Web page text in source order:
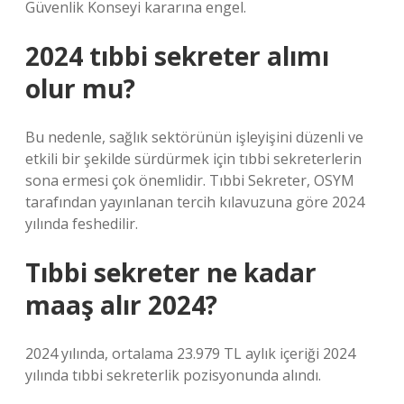
Güvenlik Konseyi kararına engel.
2024 tıbbi sekreter alımı
olur mu?
Bu nedenle, sağlık sektörünün işleyişini düzenli ve
etkili bir şekilde sürdürmek için tıbbi sekreterlerin
sona ermesi çok önemlidir. Tıbbi Sekreter, OSYM
tarafından yayınlanan tercih kılavuzuna göre 2024
yılında feshedilir.
Tıbbi sekreter ne kadar
maaş alır 2024?
2024 yılında, ortalama 23.979 TL aylık içeriği 2024
yılında tıbbi sekreterlik pozisyonunda alındı.